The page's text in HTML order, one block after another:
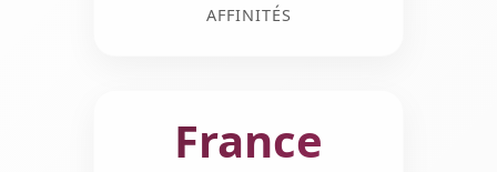
AFFINITÉS
France